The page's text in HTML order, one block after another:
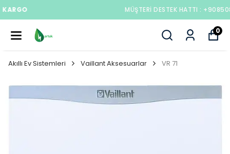
MÜŞTERI DESTEK HATTI : +908508406823
0
Akıllı Ev Sistemleri Vaillant Aksesuarlar VR 71